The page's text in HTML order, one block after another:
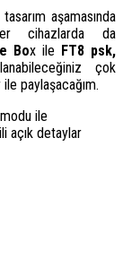
aşamasında
cihazlarda da
Box ile FT8 psk,
çok
paylaşacağım.
modu ile
açık detaylar